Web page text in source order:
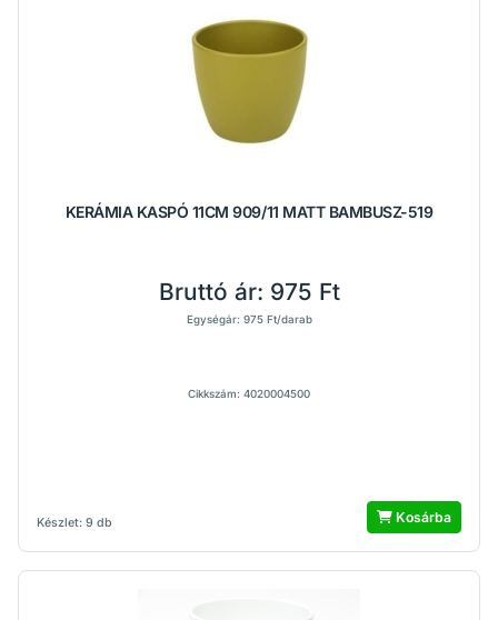
KERÁMIA KASPÓ 11CM 909/11 MATT BAMBUSZ-519
Készlet: 9 db
Bruttó ár: 975 Ft
Egységár: 975 Ft/darab
Cikkszám: 4020004500
Kosárba